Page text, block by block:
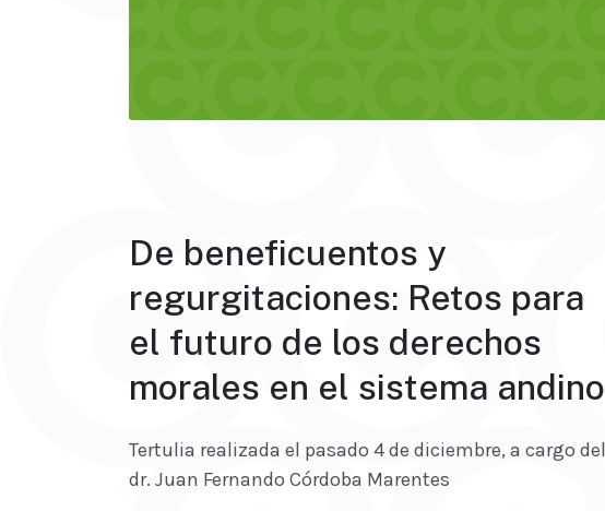
De beneficuentos y
regurgitaciones: Retos para
el futuro de los derechos
morales en el sistema andino
Tertulia realizada el pasado 4 de diciembre, a cargo del
dr. Juan Fernando Córdoba Marentes